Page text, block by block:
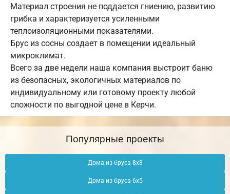
Материал строения не поддается гниению, развитию
грибка и характеризуется усиленными
теплоизоляционными показателями.
Брус из сосны создает в помещении идеальный
микроклимат.
Всего за две недели наша компания выстроит баню
из безопасных, экологичных материалов по
индивидуальному или готовому проекту любой
сложности по выгодной цене в Керчи.
Популярные проекты
Дома из бруса 8х8
Дома из бруса 6х5